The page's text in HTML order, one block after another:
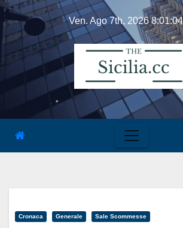
Skip
content
Ven. Ago 7th, 2026
Cronaca Generale Sale Scommesse